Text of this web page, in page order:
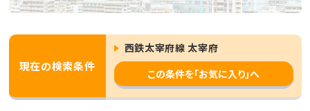
現在の検索条件
西鉄太宰府線 太宰府
この条件を「お気に入り」へ